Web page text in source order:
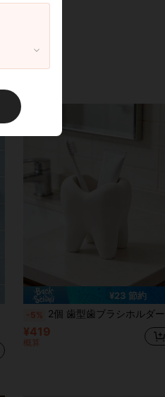
¥23 節約
-5% 2個 歯型歯ブラシホルダー、バスルームのカウンタートップの歯ブラシと歯磨き粉の収納に適しています、デスクトップペンホルダー、化粧ブラシホルダー、アパートメントとホテルの洗面台とバスルームのカウンタートップに適しています、バスルームアクセサリー (2/1個)
¥419
概算